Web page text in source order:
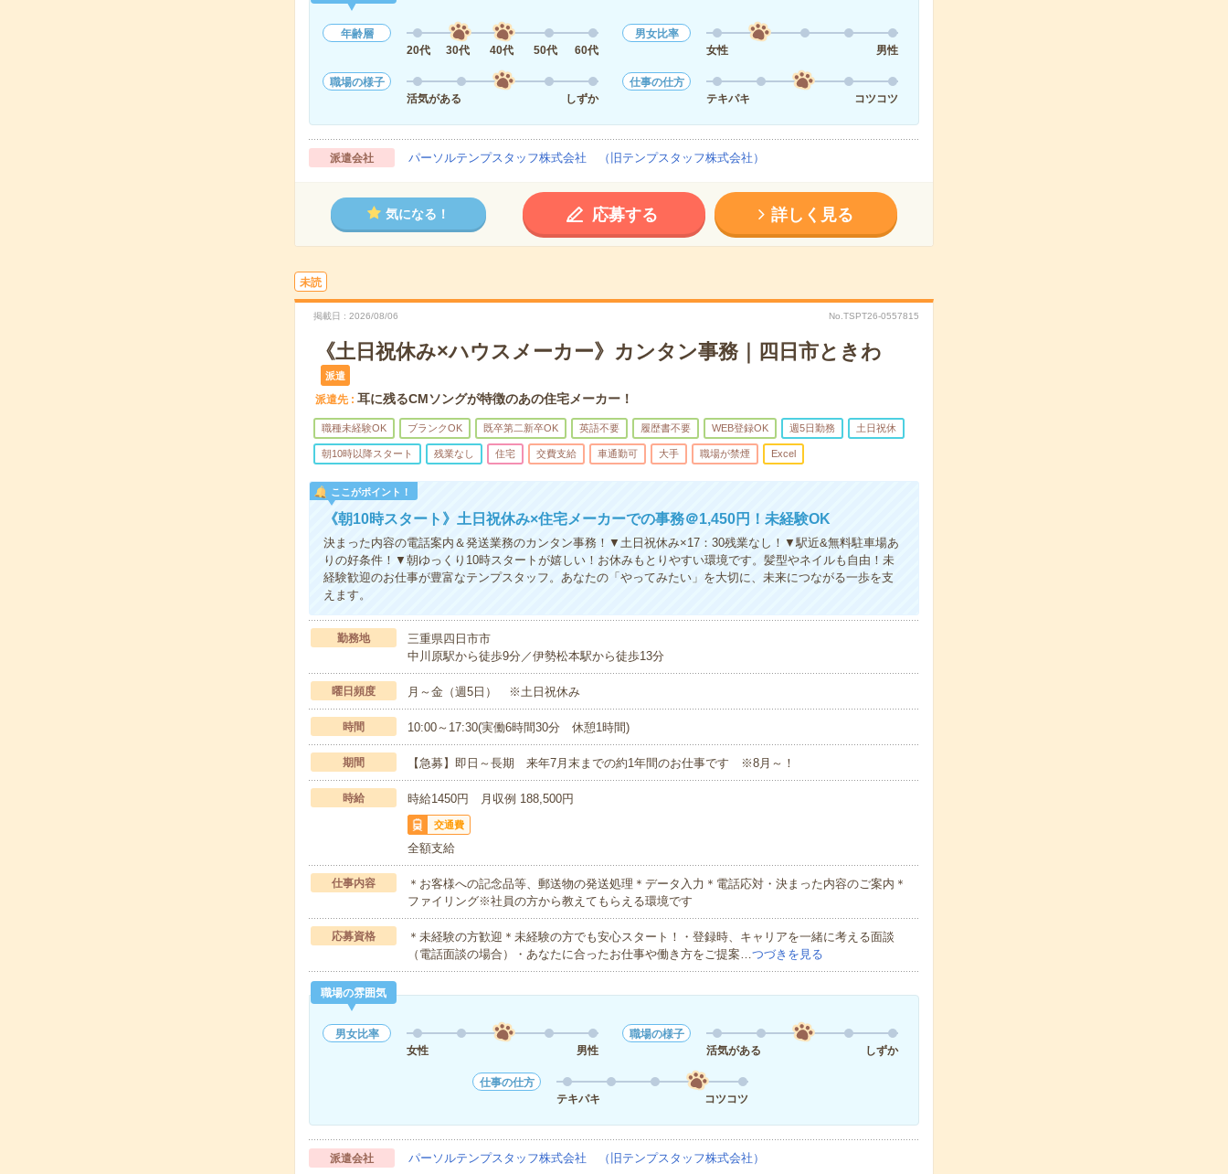
年齢層
20代
30代 40代 50代 60代
男女比率
女性
男性
職場の様子
活気がある
しずか
仕事の仕方
テキパキ
コツコツ
派遣会社 パーソルテンプスタッフ株式会社 （旧テンプスタッフ株式会社）
気になる！ 応募する 詳しく見る
未読
掲載日 2026/08/06 No.TSPT26-0557815
《土日祝休み×ハウスメーカー》カンタン事務｜四日市ときわ
派遣
派遣先 耳に残るCMソングが特徴のあの住宅メーカー！
職種未経験OK ブランクOK 既卒第二新卒OK 英語不要 履歴書不要 WEB登録OK 週5日勤務 土日祝休
朝10時以降スタート 残業なし 住宅 交費支給 車通勤可 大手 職場が禁煙 Excel
ここがポイント！
《朝10時スタート》土日祝休み×住宅メーカーでの事務＠1,450円！未経験OK
決まった内容の電話案内＆発送業務のカンタン事務！▼土日祝休み×17：30残業なし！▼駅近&無料駐車場あ
りの好条件！▼朝ゆっくり10時スタートが嬉しい！お休みもとりやすい環境です。髪型やネイルも自由！未
経験歓迎のお仕事が豊富なテンプスタッフ。あなたの「やってみたい」を大切に、未来につながる一歩を支
えます。
勤務地
三重県四日市市
中川原駅から徒歩9分／伊勢松本駅から徒歩13分
曜日頻度 月～金（週5日） ※土日祝休み
時間 10:00～17:30(実働6時間30分 休憩1時間)
期間 【急募】即日～長期 来年7月末までの約1年間のお仕事です ※8月～！
時給 時給1450円 月収例 188,500円
交通費
全額支給
仕事内容
＊お客様への記念品等、郵送物の発送処理＊データ入力＊電話応対・決まった内容のご案内＊
ファイリング※社員の方から教えてもらえる環境です
応募資格
＊未経験の方歓迎＊未経験の方でも安心スタート！・登録時、キャリアを一緒に考える面談
（電話面談の場合）・あなたに合ったお仕事や働き方をご提案…つづきを見る
職場の雰囲気
男女比率
女性
男性
職場の様子
活気がある
しずか
仕事の仕方
テキパキ
コツコツ
派遣会社 パーソルテンプスタッフ株式会社 （旧テンプスタッフ株式会社）